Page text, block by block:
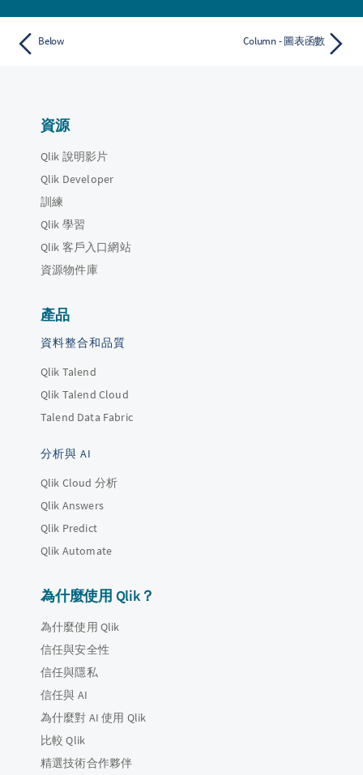
Below Column - 圖表函數
資源
Qlik 說明影片
Qlik Developer
訓練
Qlik 學習
Qlik 客戶入口網站
資源物件庫
產品
資料整合和品質
Qlik Talend
Qlik Talend Cloud
Talend Data Fabric
分析與 AI
Qlik Cloud 分析
Qlik Answers
Qlik Predict
Qlik Automate
為什麼使用 Qlik？
為什麼使用 Qlik
信任與安全性
信任與隱私
信任與 AI
為什麼對 AI 使用 Qlik
比較 Qlik
精選技術合作夥伴